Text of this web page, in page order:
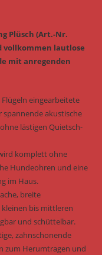
Plüsch (Art.-Nr.
vollkommen lautlose
mit anregenden
Flügeln eingearbeitete
spannende akustische
lästigen Quietsch-
komplett ohne
Hundeohren und eine
im Haus.
breite
bis mittleren
und schüttelbar.
zahnschonende
zum Herumtragen und